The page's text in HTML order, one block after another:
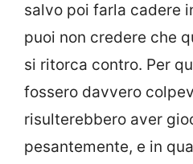
salvo poi farla cadere
puoi non credere che
si ritorca contro. Per
fossero davvero
risulterebbero aver
pesantemente, e in